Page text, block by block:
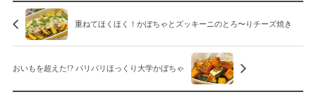
重ねてほくほく！かぼちゃとズッキーニのとろ〜りチーズ焼き
おいもを超えた!? パリパリほっくり大学かぼちゃ